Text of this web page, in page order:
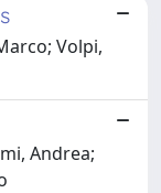
Volpi,
Andrea;